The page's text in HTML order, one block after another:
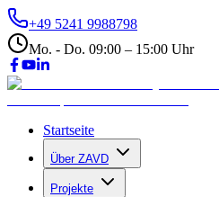
+49 5241 9988798
Mo. - Do. 09:00 – 15:00 Uhr
Startseite
Über ZAVD
Projekte